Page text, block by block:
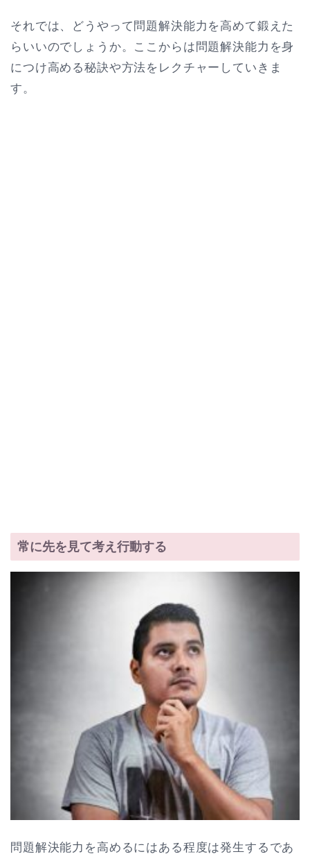
それでは、どうやって問題解決能力を高めて鍛えた
らいいのでしょうか。ここからは問題解決能力を身
につけ高める秘訣や方法をレクチャーしていきま
す。
常に先を見て考え行動する
問題解決能力を高めるにはある程度は発生するであ